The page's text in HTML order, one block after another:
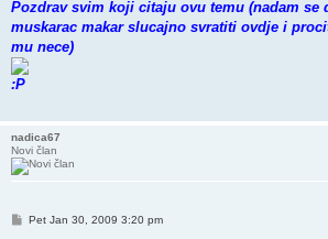
Pozdrav svim koji citaju ovu temu (nadam se
muskarac makar slucajno svratiti ovdje i
mu nece)
nadica67
Novi član
Post
Pet Jan 30, 2009 3:20 pm